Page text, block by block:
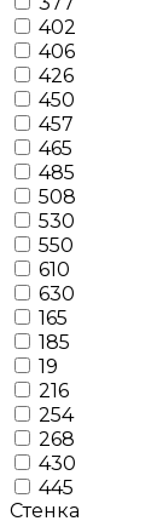
402
406
426
450
457
465
485
508
530
550
610
630
165
185
19
216
254
268
430
445
Стенка